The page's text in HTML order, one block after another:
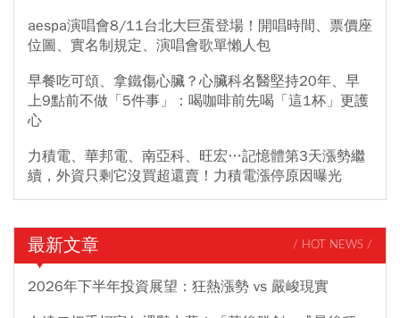
aespa演唱會8/11台北大巨蛋登場！開唱時間、票價座
位圖、實名制規定、演唱會歌單懶人包
早餐吃可頌、拿鐵傷心臟？心臟科名醫堅持20年、早
上9點前不做「5件事」：喝咖啡前先喝「這1杯」更護
心
力積電、華邦電、南亞科、旺宏…記憶體第3天漲勢繼
續，外資只剩它沒買超還賣！力積電漲停原因曝光
最新文章 / HOT NEWS /
2026年下半年投資展望：狂熱漲勢 vs 嚴峻現實